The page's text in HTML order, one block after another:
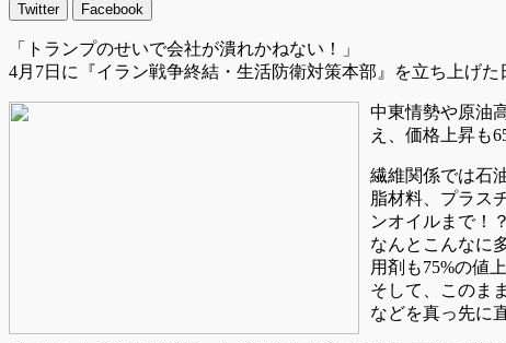
日
Twitter Facebook
「トランプのせいで会社が潰れかねない！」
4月7日に『イラン戦争終結・生活防衛対策本部』を立ち上げ
中東情勢や原油
え、価格上昇も
繊維関係では石
脂材料、プラス
ンオイルまで！？
なんとこんなに
用剤も75%の値上
そして、このま
などを真っ先に